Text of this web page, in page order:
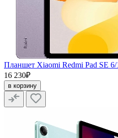
Планшет Xiaomi Redmi Pad SE
16 230₽
в корзину